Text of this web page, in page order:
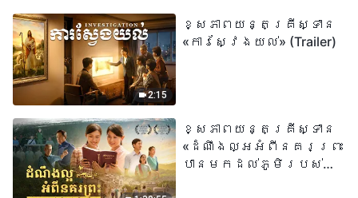
2:15
ខ្សែភាពយន្តគ្រីស្ទាន
«ការស្វែងយល់» (Trailer)
ខ្សែភាពយន្តគ្រីស្ទាន
«ដំណឹងល្អអំពីនគរព្រះ
បានមកដល់​ភូមិរបស់